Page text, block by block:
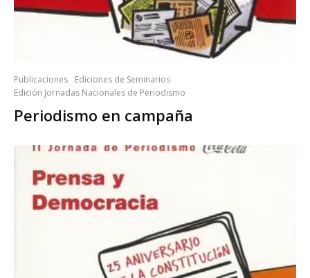
Publicaciones
Ediciones de Seminarios
Edición Jornadas Nacionales de Periodismo
Periodismo en campaña